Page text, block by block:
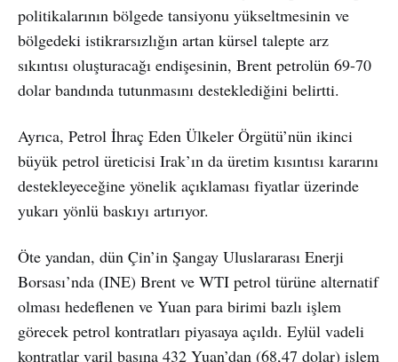
politikalarının bölgede tansiyonu yükseltmesinin ve
bölgedeki istikrarsızlığın artan kürsel talepte arz
sıkıntısı oluşturacağı endişesinin, Brent petrolün 69-70
dolar bandında tutunmasını desteklediğini belirtti.
Ayrıca, Petrol İhraç Eden Ülkeler Örgütü’nün ikinci
büyük petrol üreticisi Irak’ın da üretim kısıntısı kararını
destekleyeceğine yönelik açıklaması fiyatlar üzerinde
yukarı yönlü baskıyı artırıyor.
Öte yandan, dün Çin’in Şangay Uluslararası Enerji
Borsası’nda (INE) Brent ve WTI petrol türüne alternatif
olması hedeflenen ve Yuan para birimi bazlı işlem
görecek petrol kontratları piyasaya açıldı. Eylül vadeli
kontratlar varil başına 432 Yuan’dan (68,47 dolar) işlem